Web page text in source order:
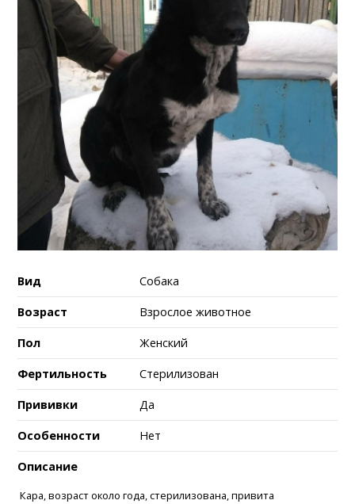
Вид Собака
Возраст Взрослое животное
Пол Женский
Фертильность Стерилизован
Прививки Да
Особенности Нет
Описание
Кара, возраст около года, стерилизована, привита